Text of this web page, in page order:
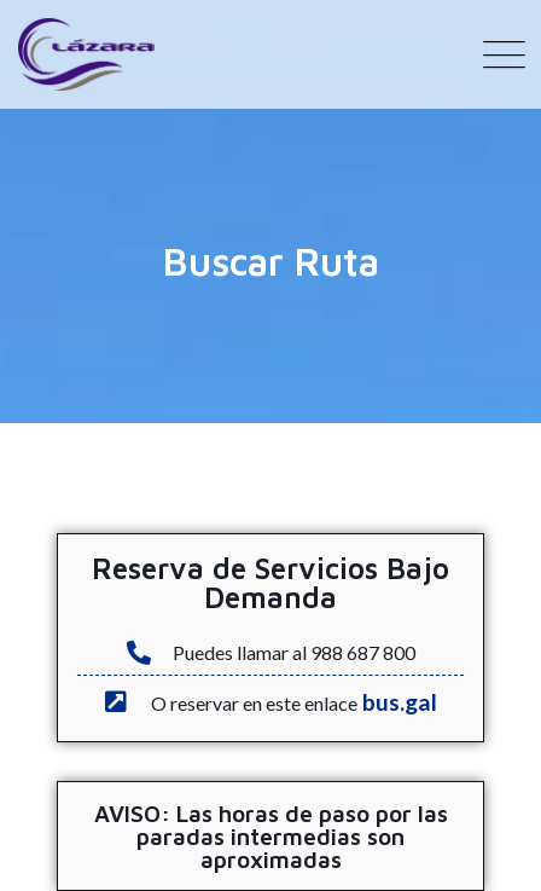
Buscar Ruta
Reserva de Servicios Bajo
Demanda
Puedes llamar al 988 687 800
O reservar en este enlacebus.gal
AVISO: Las horas de paso por las
paradas intermedias son
aproximadas